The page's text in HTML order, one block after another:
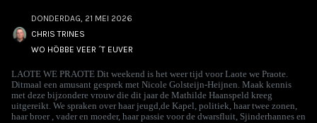
DONDERDAG, 21 MEI 2026
CHRIS TRINES
WO HÖBBE VEER ´T EUVER
LAOTE WE PRAOTE Dit weekend is het weer tijd voor Laote we Praote.
Ditmaal een amusant gesprek met Nicole Golsteijn-Heijnen. Maak kennis
met deze bijzondere vrouw die dit jaar de Mathilde Haanspeld kreeg
uitgereikt. We spraken over haar jeugd,de Kapel, politiek, haar twee zonen,
haar broer , vader en moeder, haar passie voor de dwarsfluit, Sjinderhannes en